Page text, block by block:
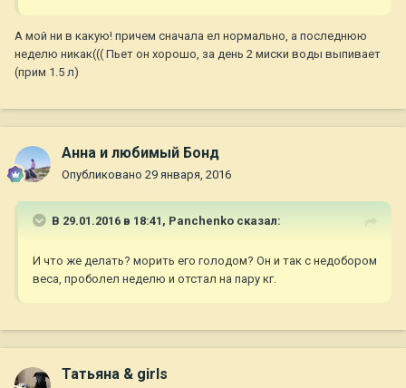
А мой ни в какую! причем сначала ел нормально, а последнюю
неделю никак((( Пьет он хорошо, за день 2 миски воды выпивает
(прим 1.5 л)
Анна и любимый Бонд
Опубликовано 29 января, 2016
В 29.01.2016 в 18:41, Panchenko сказал:
И что же делать? морить его голодом? Он и так с недобором
веса, проболел неделю и отстал на пару кг.
Татьяна & girls